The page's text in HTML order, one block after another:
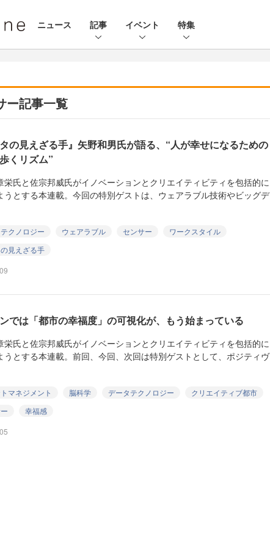
ニュース 記事 イベント 特集
ー記事一覧
タの見えざる手』矢野和男氏が語る、“人が幸せになるための
くリズム”
氏と佐宗邦威氏がイノベーションとクリエイティビティを包括的に
うとする本連載。今回の特別ゲストは、ウェアラブル技術やビッグデ
クノロジー ウェアラブル センサー
ワークスタイル
見えざる手
では「都市の幸福度」の可視化が、もう始まっている
氏と佐宗邦威氏がイノベーションとクリエイティビティを包括的に
うとする本連載。前回、今回、次回は特別ゲストとして、ポジティヴ
マネジメント 脳科学 データテクノロジー
クリエイティブ都市
幸福感